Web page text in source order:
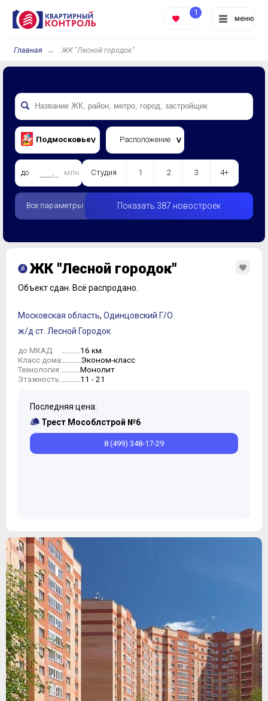
меню
1
Главная ЖК "Лесной городок"
Подмосковье Расположение
до млн. Студия 1 2 3 4+
Все параметры Показать 387 новостроек
ЖК "Лесной городок"
Объект сдан. Всё распродано.
Московская область, Одинцовский Г/О
ж/д ст. Лесной Городок
до МКАД: 16 км.
Класс дома: Эконом-класс
Технология: Монолит
Этажность: 11 - 21
Последняя цена:
Трест Мособлстрой №6
8 (499) 348-17-29